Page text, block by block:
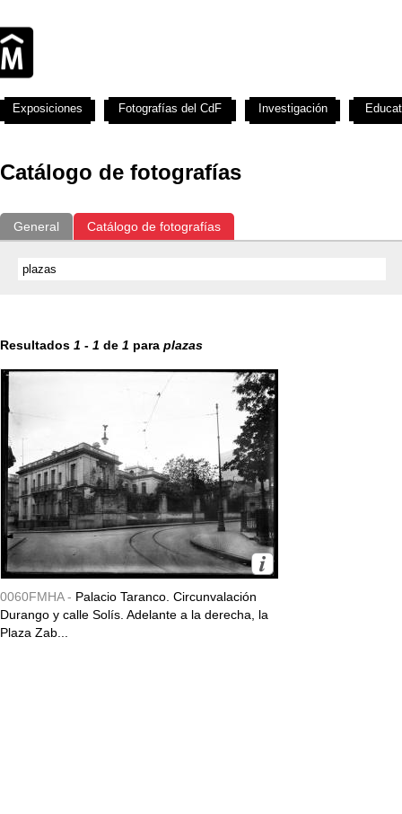
Catálogo de fotografías
General Catálogo de fotografías
Resultados 1 - 1 de 1 para plazas
0060FMHA - Palacio Taranco. Circunvalación
Durango y calle Solís. Adelante a la derecha, la
Plaza Zab...
Exposiciones Fotografías del CdF Investigación